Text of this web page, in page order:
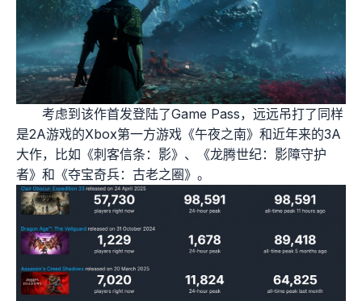
考虑到该作首发登陆了Game Pass，远远吊打了同样
是2A游戏的Xbox第一方游戏《午夜之南》和近年来的3A
大作，比如《刺客信条：影》、《龙腾世纪：影障守护
者》和《夺宝奇兵：古老之圈》。